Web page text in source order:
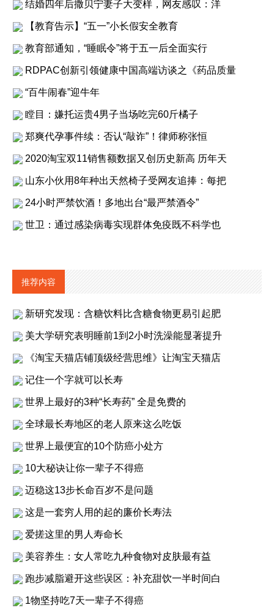
结婚四年后撒贝宁妻子大变样，网友感叹：洋
【教育告示】“五一”小长假安全教育
教育部通知，“睡眠令”将于五一后全面实行
RDPAC创新引领健康中国高端访谈之《药品质量
“百牛闹春”迎牛年
瞠目：嫌托运贵4男子当场吃完60斤橘子
郑爽代孕事件续：否认“敲诈”！律师称张恒
2020淘宝双11销售额数据又创历史新高 历年天
山东小伙用8年种出天然椅子受网友追捧：每把
24小时严禁饮酒！多地出台“最严禁酒令”
世卫：通过感染病毒实现群体免疫既不科学也
推荐内容
新研究发现：含糖饮料比含糖食物更易引起肥
美大学研究表明睡前1到2小时洗澡能显著提升
《淘宝天猫店铺顶级经营思维》让淘宝天猫店
记住一个字就可以长寿
世界上最好的3种“长寿药” 全是免费的
全球最长寿地区的老人原来这么吃饭
世界上最便宜的10个防癌小处方
10大秘诀让你一辈子不得癌
迈稳这13步长命百岁不是问题
这是一套穷人用的起的廉价长寿法
爱搓这里的男人寿命长
美容养生：女人常吃九种食物对皮肤最有益
跑步减脂避开这些误区：补充甜饮一半时间白
1物坚持吃7天一辈子不得癌